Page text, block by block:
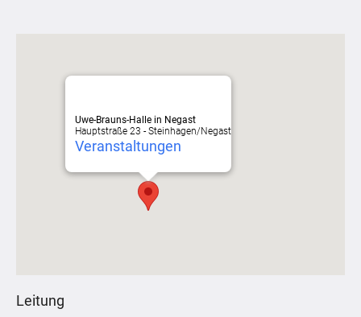
Uwe-Brauns-Halle in Negast
Hauptstraße 23 - Steinhagen/Negast
Veranstaltungen
Leitung